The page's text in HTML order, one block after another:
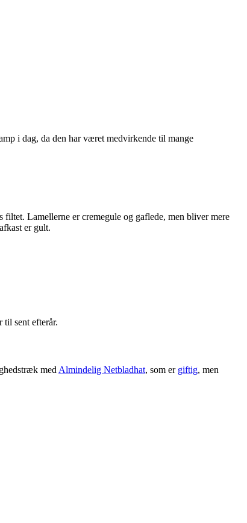
i dag, da den har været medvirkende til mange
Lamellerne er cremegule og gaflede, men bliver mere
er gult.
til sent efterår.
med Almindelig Netbladhat, som er giftig, men